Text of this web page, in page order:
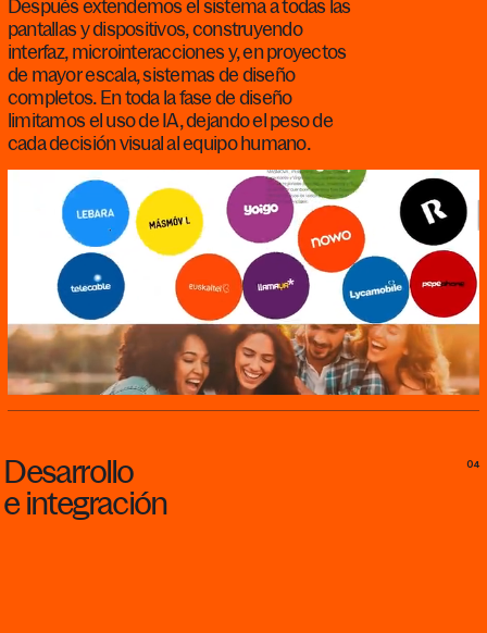
Después extendemos el sistema a todas las
pantallas y dispositivos, construyendo
interfaz, microinteracciones y, en proyectos
de mayor escala, sistemas de diseño
completos. En toda la fase de diseño
limitamos el uso de IA, dejando el peso de
cada decisión visual al equipo humano.
Desarrollo
e integración
04